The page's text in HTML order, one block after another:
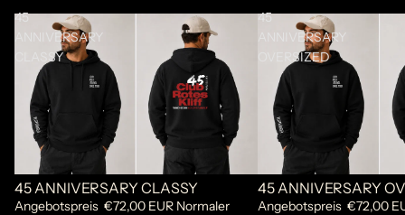
45
ANNIVERSARY
CLASSY
Sale
45 ANNIVERSARY CLASSY
Angebotspreis €72,00 EUR Normaler
45
ANNIVERSARY
OVERSIZED
Sale
45 ANNIVERSARY
Angebotspreis €72,00